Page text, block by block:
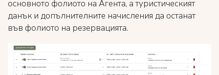
основното фолиото на Агента, а туристическият
данък и допълнителните начисления да останат
във фолиото на резервацията.